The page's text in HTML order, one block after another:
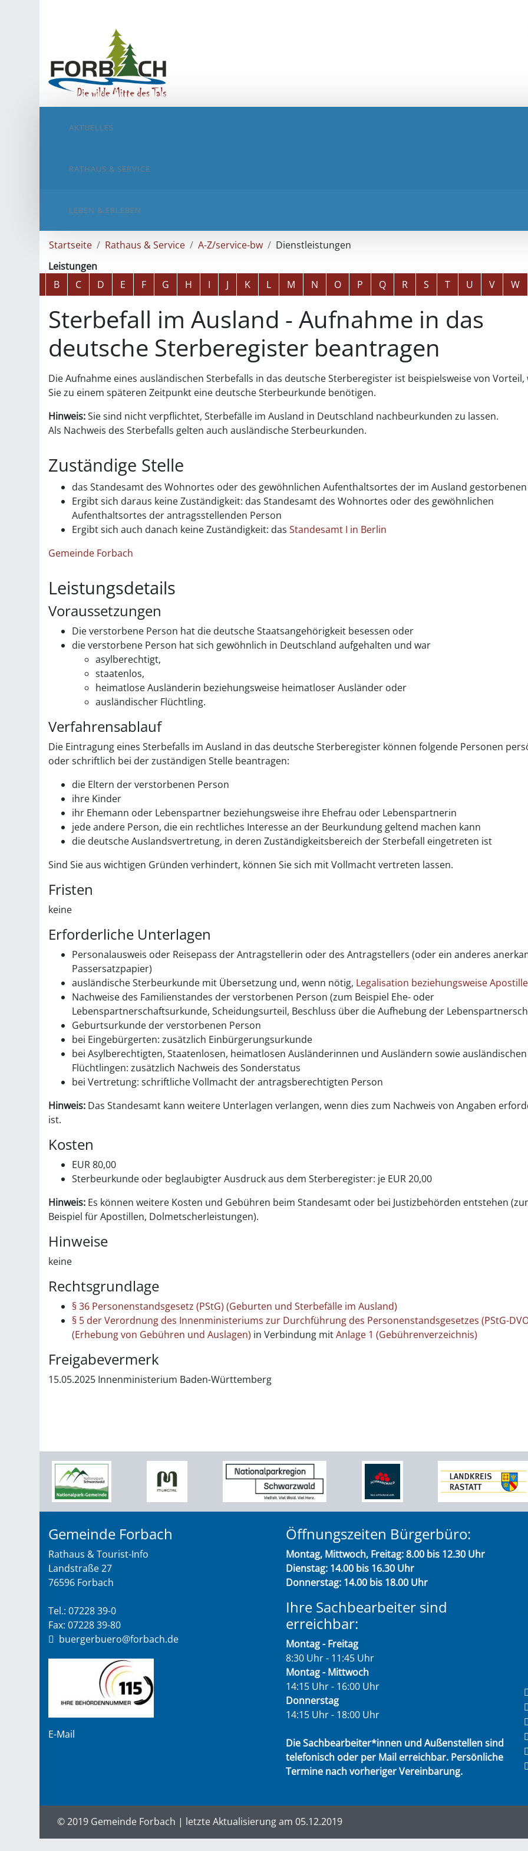
AKTUELLES
RATHAUS & SERVICE
LEBEN & ERLEBEN
Startseite Rathaus & Service A-Z/service-bw
Dienstleistungen
Leistungen
Alphabetisches Register überspringen
B C D E F G H I J K L M N O P Q R S T U V W
Sterbefall im Ausland - Aufnahme in das
deutsche Sterberegister beantragen
Die Aufnahme eines ausländischen Sterbefalls in das deutsche Sterberegister ist beispielsweise von Vorteil,
Sie zu einem späteren Zeitpunkt eine deutsche Sterbeurkunde benötigen.
Hinweis:Sie sind nicht verpflichtet, Sterbefälle im Ausland in Deutschland nachbeurkunden zu lassen.
Als Nachweis des Sterbefalls gelten auch ausländische Sterbeurkunden.
Zuständige Stelle
das Standesamt des Wohnortes oder des gewöhnlichen Aufenthaltsortes der im Ausland
Ergibt sich daraus keine Zuständigkeit: das Standesamt des Wohnortes oder des gewöhnlichen
Aufenthaltsortes der antragsstellenden Person
Ergibt sich auch danach keine Zuständigkeit: dasStandesamt I in Berlin
Gemeinde Forbach
Leistungsdetails
Voraussetzungen
Die verstorbene Person hat die deutsche Staatsangehörigkeit besessen oder
die verstorbene Person hat sich gewöhnlich in Deutschland aufgehalten und war
asylberechtigt,
staatenlos,
heimatlose Ausländerin beziehungsweise heimatloser Ausländer oder
ausländischer Flüchtling.
Verfahrensablauf
Die Eintragung eines Sterbefalls im Ausland in das deutsche Sterberegister können folgende Personen
oder schriftlich bei der zuständigen Stelle beantragen:
die Eltern der verstorbenen Person
ihre Kinder
ihr Ehemann oder Lebenspartner beziehungsweise ihre Ehefrau oder Lebenspartnerin
jede andere Person, die ein rechtliches Interesse an der Beurkundung geltend machen kann
die deutsche Auslandsvertretung, in deren Zuständigkeitsbereich der Sterbefall eingetreten ist
Sind Sie aus wichtigen Gründen verhindert, können Sie sich mit Vollmacht vertreten lassen.
Fristen
keine
Erforderliche Unterlagen
Personalausweis oder Reisepass der Antragstellerin oder des Antragstellers (oder ein anderes
Passersatzpapier)
ausländische Sterbeurkunde mit Übersetzung und, wenn nötig, Legalisation beziehungsweise Apostille
Nachweise des Familienstandes der verstorbenen Person (zum Beispiel Ehe- oder
Lebenspartnerschaftsurkunde, Scheidungsurteil, Beschluss über die Aufhebung der
Geburtsurkunde der verstorbenen Person
bei Eingebürgerten: zusätzlich Einbürgerungsurkunde
bei Asylberechtigten, Staatenlosen, heimatlosen Ausländerinnen und Ausländern sowie ausländischen
Flüchtlingen: zusätzlich Nachweis des Sonderstatus
bei Vertretung: schriftliche Vollmacht der antragsberechtigten Person
Hinweis: Das Standesamt kann weitere Unterlagen verlangen, wenn dies zum Nachweis von Angaben
ist.
Kosten
EUR 80,00
Sterbeurkunde oder beglaubigter Ausdruck aus dem Sterberegister: je EUR 20,00
Hinweis: Es können weitere Kosten und Gebühren beim Standesamt oder bei Justizbehörden entstehen
Beispiel für Apostillen, Dolmetscherleistungen).
Hinweise
keine
Rechtsgrundlage
§ 36 Personenstandsgesetz (PStG) (Geburten und Sterbefälle im Ausland)
§ 5 der Verordnung des Innenministeriums zur Durchführung des Personenstandsgesetzes (PStG-
(Erhebung von Gebühren und Auslagen) in Verbindung mitAnlage 1 (Gebührenverzeichnis)
Freigabevermerk
15.05.2025 Innenministerium Baden-Württemberg
Gemeinde Forbach
Rathaus & Tourist-Info
Landstraße 27
76596 Forbach
Tel.: 07228 39-0
Fax: 07228 39-80
buergerbuero@forbach.de
E-Mail
Öffnungszeiten Bürgerbüro:
Montag, Mittwoch, Freitag: 8.00 bis 12.30 Uhr
Dienstag: 14.00 bis 16.30 Uhr
Donnerstag: 14.00 bis 18.00 Uhr
Ihre Sachbearbeiter sind
erreichbar:
Montag - Freitag
8:30 Uhr - 11:45 Uhr
Montag - Mittwoch
14:15 Uhr - 16:00 Uhr
Donnerstag
14:15 Uhr - 18:00 Uhr
Die Sachbearbeiter*innen und Außenstellen sind
telefonisch oder per Mail erreichbar. Persönliche
Termine nach vorheriger Vereinbarung.
© 2019 Gemeinde Forbach | letzte Aktualisierung am 05.12.2019